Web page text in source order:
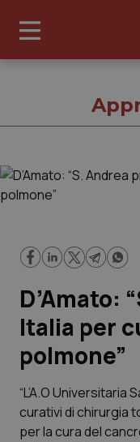
Governo e
Regioni e Asl
Lavoro e
Scienza e
D’Amato:
Italia per
polmone”
“L’A.O Universitaria
curativi di chirurgia
per la cura del